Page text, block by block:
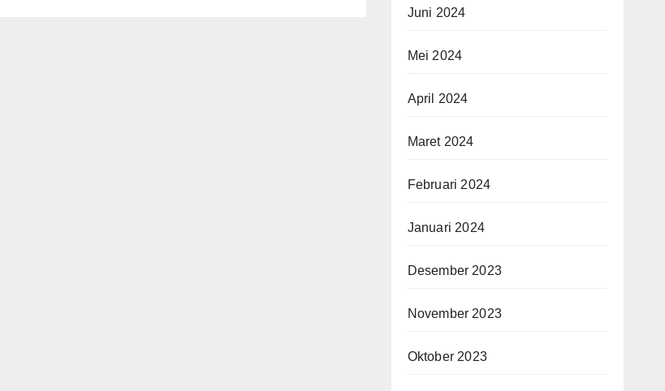
Juni 2024
Mei 2024
April 2024
Maret 2024
Februari 2024
Januari 2024
Desember 2023
November 2023
Oktober 2023